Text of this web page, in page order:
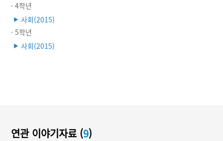
· 4학년
▶ 사회(2015)
· 5학년
▶ 사회(2015)
연관 이야기자료 (9)